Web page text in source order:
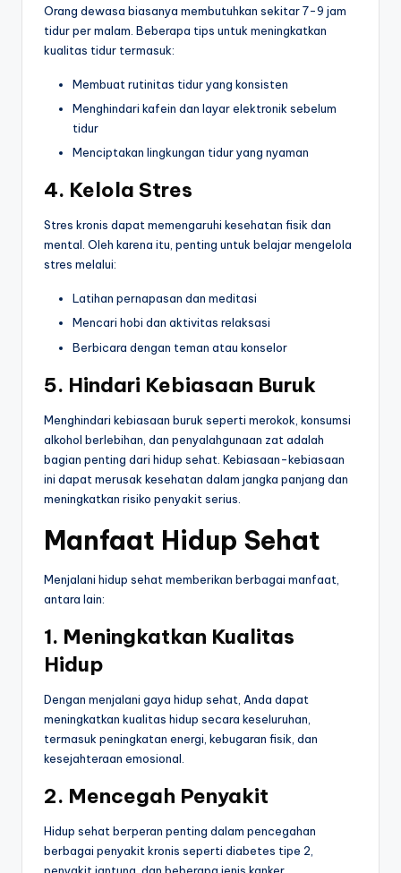
Orang dewasa biasanya membutuhkan sekitar 7-9 jam
tidur per malam. Beberapa tips untuk meningkatkan
kualitas tidur termasuk:
Membuat rutinitas tidur yang konsisten
Menghindari kafein dan layar elektronik sebelum
tidur
Menciptakan lingkungan tidur yang nyaman
4. Kelola Stres
Stres kronis dapat memengaruhi kesehatan fisik dan
mental. Oleh karena itu, penting untuk belajar mengelola
stres melalui:
Latihan pernapasan dan meditasi
Mencari hobi dan aktivitas relaksasi
Berbicara dengan teman atau konselor
5. Hindari Kebiasaan Buruk
Menghindari kebiasaan buruk seperti merokok, konsumsi
alkohol berlebihan, dan penyalahgunaan zat adalah
bagian penting dari hidup sehat. Kebiasaan-kebiasaan
ini dapat merusak kesehatan dalam jangka panjang dan
meningkatkan risiko penyakit serius.
Manfaat Hidup Sehat
Menjalani hidup sehat memberikan berbagai manfaat,
antara lain:
1. Meningkatkan Kualitas
Hidup
Dengan menjalani gaya hidup sehat, Anda dapat
meningkatkan kualitas hidup secara keseluruhan,
termasuk peningkatan energi, kebugaran fisik, dan
kesejahteraan emosional.
2. Mencegah Penyakit
Hidup sehat berperan penting dalam pencegahan
berbagai penyakit kronis seperti diabetes tipe 2,
penyakit jantung, dan beberapa jenis kanker.